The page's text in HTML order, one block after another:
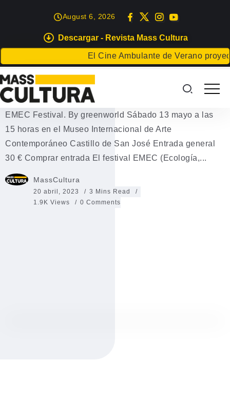
Descargar - Revista Mass Cultura
El Cine Ambulante de Verano
August 6, 2026
MÚSICA
EMEC Festival < Castillo de San
José
EMEC Festival. By greenworld Sábado 13 mayo a las
15 horas en el Museo Internacional de Arte
Contemporáneo Castillo de San José Entrada general
30 € Comprar entrada El festival EMEC (Ecología,...
MassCultura
20 abril, 2023
3 Mins Read
1.9K Views
0 Comments